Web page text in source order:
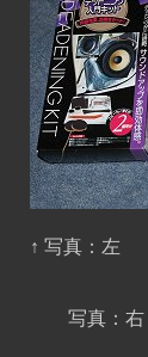
↑ 写真：左 多
（ エー
写真：右 純正
（ エー